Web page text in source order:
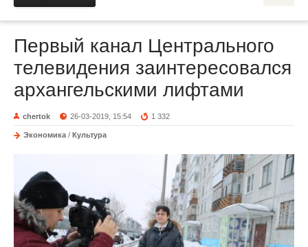
Первый канал Центрального
телевидения заинтересовался
архангельскими лифтами
chertok 26-03-2019, 15:54 1 332
Экономика / Культура